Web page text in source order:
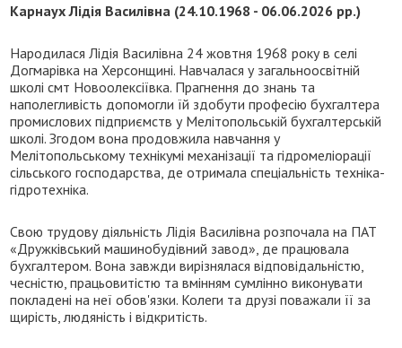
Карнаух Лідія Василівна (24.10.1968 - 06.06.2026 рр.)
Народилася Лідія Василівна 24 жовтня 1968 року в селі
Догмарівка на Херсонщині. Навчалася у загальноосвітній
школі смт Новоолексіївка. Прагнення до знань та
наполегливість допомогли їй здобути професію бухгалтера
промислових підприємств у Мелітопольській бухгалтерській
школі. Згодом вона продовжила навчання у
Мелітопольському технікумі механізації та гідромеліорації
сільського господарства, де отримала спеціальність техніка-
гідротехніка.
Свою трудову діяльність Лідія Василівна розпочала на ПАТ
«Дружківський машинобудівний завод», де працювала
бухгалтером. Вона завжди вирізнялася відповідальністю,
чесністю, працьовитістю та вмінням сумлінно виконувати
покладені на неї обов'язки. Колеги та друзі поважали її за
щирість, людяність і відкритість.